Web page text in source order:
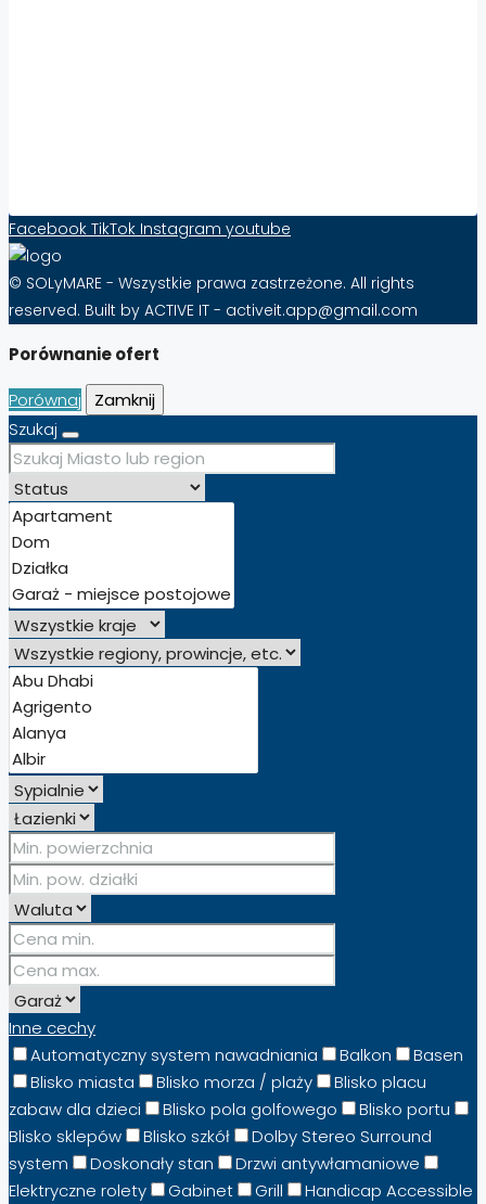
Facebook TikTok Instagram youtube
© SOLyMARE - Wszystkie prawa zastrzeżone. All rights
reserved. Built by ACTIVE IT - activeit.app@gmail.com
Porównanie ofert
Porównaj
Zamknij
Szukaj
Inne cechy
Automatyczny system nawadniania
Balkon
Basen
Blisko miasta
Blisko morza / plaży
Blisko placu
zabaw dla dzieci
Blisko pola golfowego
Blisko portu
Blisko sklepów
Blisko szkół
Dolby Stereo Surround
system
Doskonały stan
Drzwi antywłamaniowe
Elektryczne rolety
Gabinet Grill
Handicap Accessible